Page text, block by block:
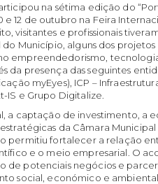
na sétima edição do
12 de outubro na Feira
visitantes e profissionais
Município, alguns dos
empreendedorismo,
da presença das seguintes
myEyes), ICP –
IS e Grupo Digitalize.
a captação de investimento, a
da Câmara Municipal
permitiu fortalecer a relação
e o meio empresarial. O
de potenciais negócios e
social, económico e